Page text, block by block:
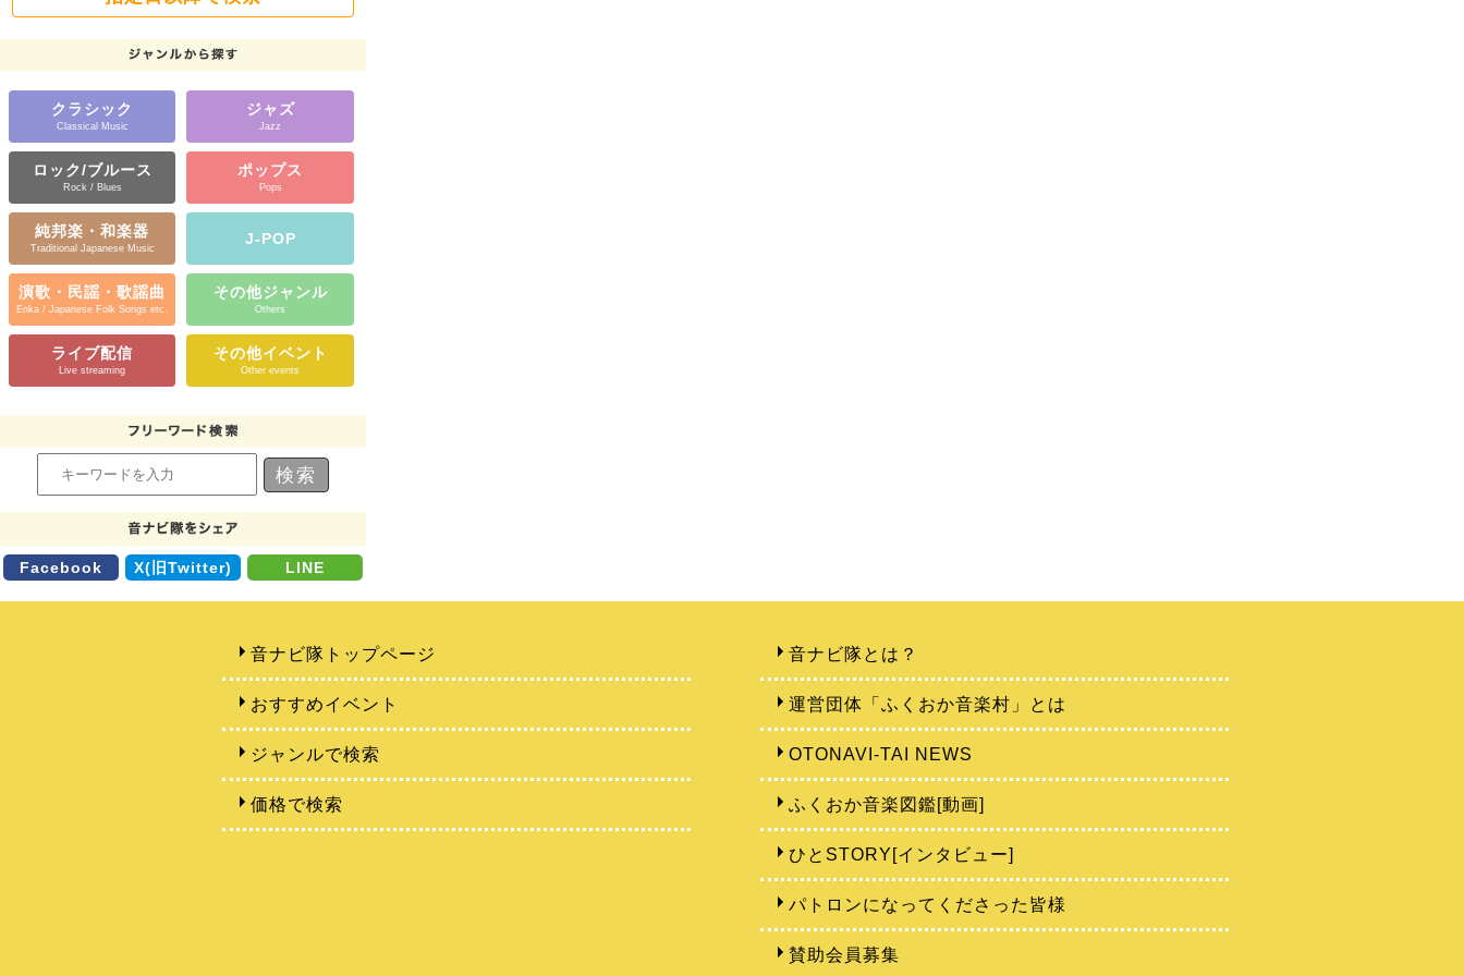
クラシック
Classical Music
ジャズ
Jazz
ロック/ブルース
Rock / Blues
ポップス
Pops
純邦楽・和楽器
Traditional Japanese Music
J-POP
演歌・民謡・歌謡曲
Enka / Japanese Folk Songs etc.
その他ジャンル
Others
ライブ配信
Live streaming
その他イベント
Other events
Facebook X(旧Twitter) LINE
音ナビ隊トップページ
おすすめイベント
ジャンルで検索
価格で検索
音ナビ隊とは？
運営団体「ふくおか音楽村」とは
OTONAVI-TAI NEWS
ふくおか音楽図鑑[動画]
ひとSTORY[インタビュー]
パトロンになってくださった皆様
賛助会員募集